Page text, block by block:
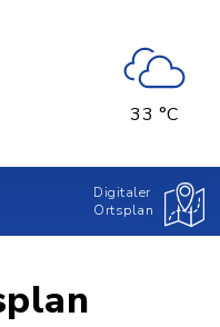
33 °C
Digitaler
Ortsplan